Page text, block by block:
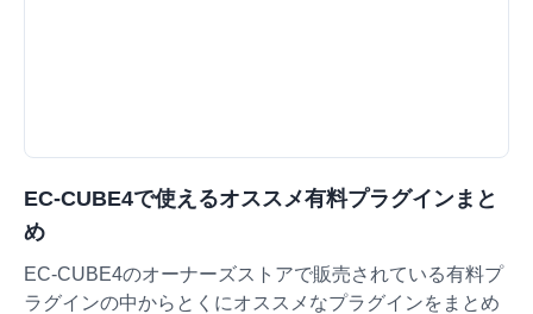
EC-CUBE4で使えるオススメ有料プラグインまと
め
EC-CUBE4のオーナーズストアで販売されている有料プ
ラグインの中からとくにオススメなプラグインをまとめ